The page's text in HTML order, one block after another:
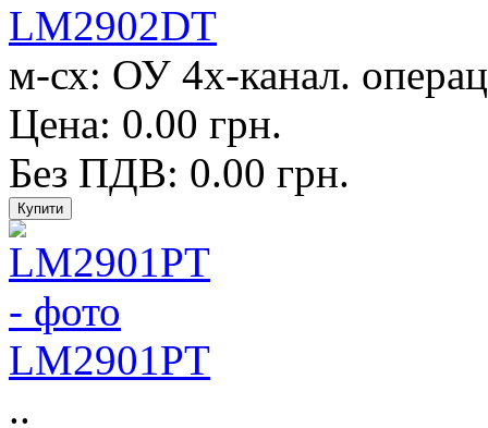
LM2902DT
м-сх: ОУ 4х-канал.
Цена: 0.00 грн.
Без ПДВ: 0.00 грн.
LM2901PT
..